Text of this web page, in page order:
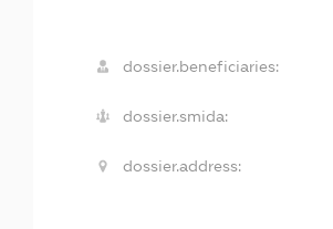
dossier.beneficiaries:
dossier.smida:
dossier.address: